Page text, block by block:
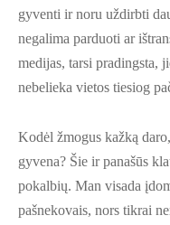
gyventi ir noru uždirbti
negalima parduoti ar
medijas, tarsi pradingsta,
nebelieka vietos tiesiog
Kodėl žmogus kažką
gyvena? Šie ir panašūs
pokalbių. Man visada
pašnekovais, nors tikrai